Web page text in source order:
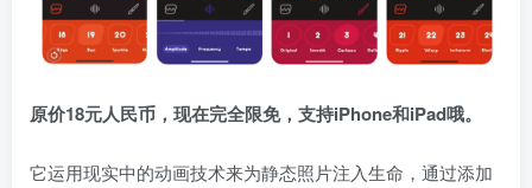
原价18元人民币， 现在完全限免，支持iPhone和iPad哦。
它运用现实中的动画技术来为静态照片注入生命，通过添加